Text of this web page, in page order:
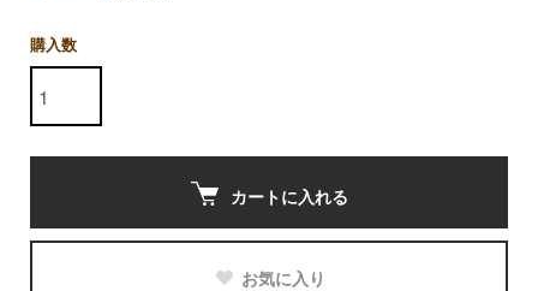
購入数
カートに入れる
お気に入り